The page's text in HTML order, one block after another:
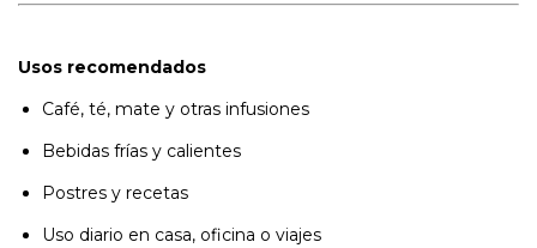
Usos recomendados
Café, té, mate y otras infusiones
Bebidas frías y calientes
Postres y recetas
Uso diario en casa, oficina o viajes